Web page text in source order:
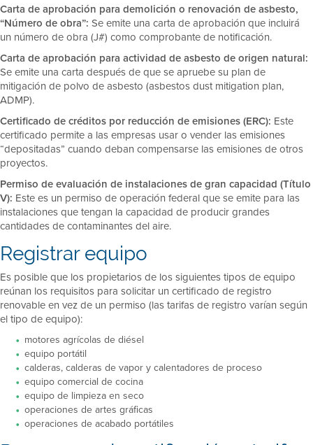
Carta de aprobación para demolición o renovación de asbesto,
“Número de obra”: Se emite una carta de aprobación que incluirá
un número de obra (J#) como comprobante de notificación.
Carta de aprobación para actividad de asbesto de origen natural:
Se emite una carta después de que se apruebe su plan de
mitigación de polvo de asbesto (asbestos dust mitigation plan,
ADMP).
Certificado de créditos por reducción de emisiones (ERC): Este
certificado permite a las empresas usar o vender las emisiones
“depositadas” cuando deban compensarse las emisiones de otros
proyectos.
Permiso de evaluación de instalaciones de gran capacidad (Título
V): Este es un permiso de operación federal que se emite para las
instalaciones que tengan la capacidad de producir grandes
cantidades de contaminantes del aire.
Registrar equipo
Es posible que los propietarios de los siguientes tipos de equipo
reúnan los requisitos para solicitar un certificado de registro
renovable en vez de un permiso (las tarifas de registro varían según
el tipo de equipo):
motores agrícolas de diésel
equipo portátil
calderas, calderas de vapor y calentadores de proceso
equipo comercial de cocina
equipo de limpieza en seco
operaciones de artes gráficas
operaciones de acabado portátiles